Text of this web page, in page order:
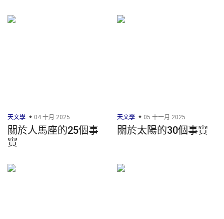
天文學 04 十月 2025
關於人馬座的25個事
實
天文學 05 十一月 2025
關於太陽的30個事實